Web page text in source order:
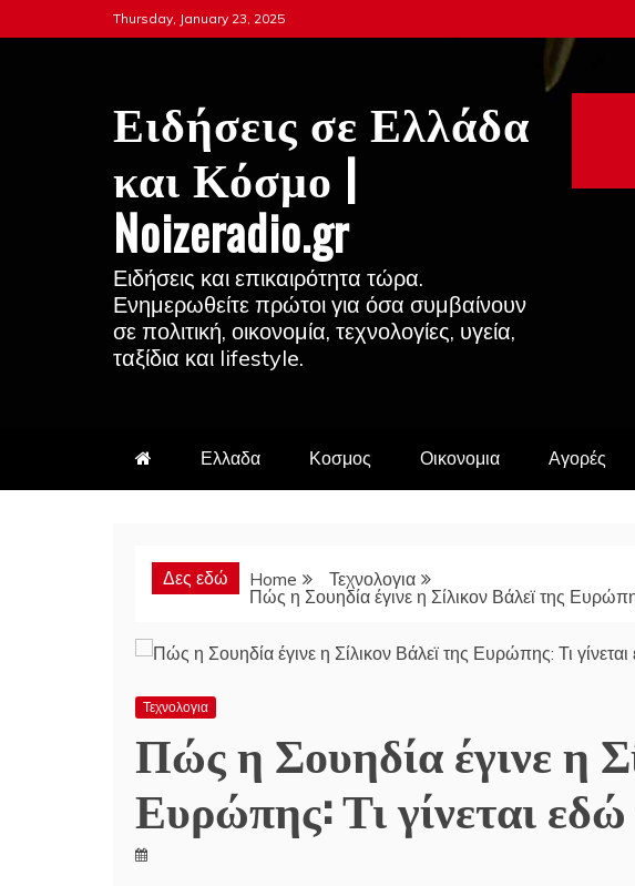
to
Thursday, January 23, 2025
Ειδήσεις σε Ελλάδα
και Κόσμο |
Noizeradio.gr
Ειδήσεις και επικαιρότητα τώρα.
Ενημερωθείτε πρώτοι για όσα συμβαίνουν
σε πολιτική, οικονομία, τεχνολογίες, υγεία,
ταξίδια και lifestyle.
Ελλαδα Κοσμος Οικονομια Αγορές
Δες εδώ Home
Τεχνολογια
Πώς η Σουηδία έγινε η Σίλικον Βάλεϊ της
Τεχνολογια
Πώς η Σουηδία έγινε η
Ευρώπης: Τι γίνεται εδώ